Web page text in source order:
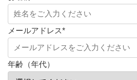
メールアドレス*
年齢（年代）